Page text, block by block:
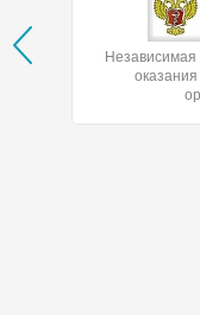
Независимая